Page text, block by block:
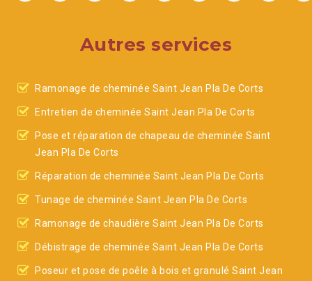
Autres services
Ramonage de cheminée Saint Jean Pla De Corts
Entretien de cheminée Saint Jean Pla De Corts
Pose et réparation de chapeau de cheminée Saint
Jean Pla De Corts
Réparation de cheminée Saint Jean Pla De Corts
Tunage de cheminée Saint Jean Pla De Corts
Ramonage de chaudière Saint Jean Pla De Corts
Débistrage de cheminée Saint Jean Pla De Corts
Poseur et pose de poêle à bois et granulé Saint Jean